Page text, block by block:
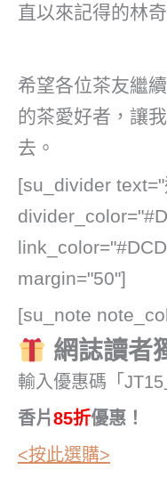
直以來記得的林
希望各位茶友繼
的茶愛好者，讓
去。
[su_divider
margin="50"]
[su_note
網誌讀者
輸入優惠碼「JT15
香片85折優惠！
<按此選購>